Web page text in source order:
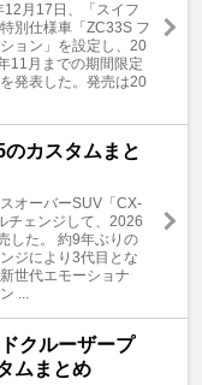
月17日、「スイフ
別仕様車「ZC33S フ
ョン」を設定し、20
11月までの期間限定
発表した。発売は20
のカスタムまと
オーバーSUV「CX-
チェンジして、2026
した。 約9年ぶりの
ジにより3代目とな
世代エモーショナ
...
クルーザープ
ムまとめ